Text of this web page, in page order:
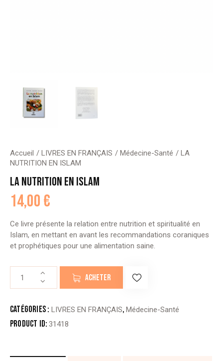
Accueil LIVRES EN FRANÇAIS Médecine-Santé
LA
NUTRITION EN ISLAM
LA NUTRITION EN ISLAM
14,00€
Ce livre présente la relation entre nutrition et spiritualité en
Islam, en mettant en avant les recommandations coraniques
et prophétiques pour une alimentation saine.
NUTRITION
ISLAM
ACHETER
Catégories : LIVRES EN FRANÇAIS,Médecine-Santé
Product ID:31418